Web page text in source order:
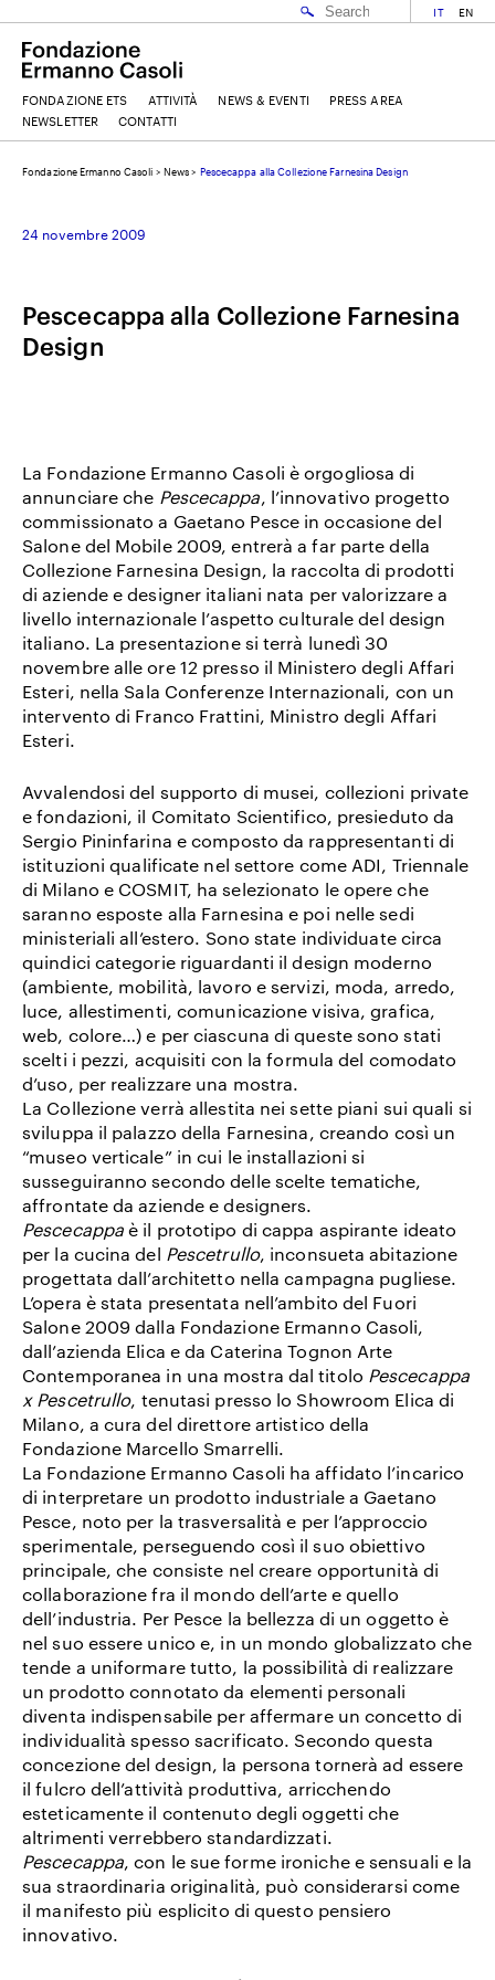
COGNOME
IT EN
FONDAZIONE ETS ATTIVITÀ NEWS & EVENTI
PRESS AREA
NEWSLETTER
CONTATTI
Fondazione Ermanno Casoli > News> Pescecappa alla Collezione Farnesina Design
24 novembre 2009
Pescecappa alla Collezione Farnesina
Design
La Fondazione Ermanno Casoli è orgogliosa di
annunciare che Pescecappa, l’innovativo progetto
commissionato a Gaetano Pesce in occasione del
Salone del Mobile 2009, entrerà a far parte della
Collezione Farnesina Design, la raccolta di prodotti
di aziende e designer italiani nata per valorizzare a
livello internazionale l’aspetto culturale del design
italiano. La presentazione si terrà lunedì 30
novembre alle ore 12 presso il Ministero degli Affari
Esteri, nella Sala Conferenze Internazionali, con un
intervento di Franco Frattini, Ministro degli Affari
Esteri.
Avvalendosi del supporto di musei, collezioni private
e fondazioni, il Comitato Scientifico, presieduto da
Sergio Pininfarina e composto da rappresentanti di
istituzioni qualificate nel settore come ADI, Triennale
di Milano e COSMIT, ha selezionato le opere che
saranno esposte alla Farnesina e poi nelle sedi
ministeriali all’estero. Sono state individuate circa
quindici categorie riguardanti il design moderno
(ambiente, mobilità, lavoro e servizi, moda, arredo,
luce, allestimenti, comunicazione visiva, grafica,
web, colore…) e per ciascuna di queste sono stati
scelti i pezzi, acquisiti con la formula del comodato
d’uso, per realizzare una mostra.
La Collezione verrà allestita nei sette piani sui quali si
sviluppa il palazzo della Farnesina, creando così un
“museo verticale” in cui le installazioni si
susseguiranno secondo delle scelte tematiche,
affrontate da aziende e designers.
Pescecappa è il prototipo di cappa aspirante ideato
per la cucina del Pescetrullo, inconsueta abitazione
progettata dall’architetto nella campagna pugliese.
L’opera è stata presentata nell’ambito del Fuori
Salone 2009 dalla Fondazione Ermanno Casoli,
dall’azienda Elica e da Caterina Tognon Arte
Contemporanea in una mostra dal titolo Pescecappa
x Pescetrullo, tenutasi presso lo Showroom Elica di
Milano, a cura del direttore artistico della
Fondazione Marcello Smarrelli.
La Fondazione Ermanno Casoli ha affidato l’incarico
di interpretare un prodotto industriale a Gaetano
Pesce, noto per la trasversalità e per l’approccio
sperimentale, perseguendo così il suo obiettivo
principale, che consiste nel creare opportunità di
collaborazione fra il mondo dell’arte e quello
dell’industria. Per Pesce la bellezza di un oggetto è
nel suo essere unico e, in un mondo globalizzato che
tende a uniformare tutto, la possibilità di realizzare
un prodotto connotato da elementi personali
diventa indispensabile per affermare un concetto di
individualità spesso sacrificato. Secondo questa
concezione del design, la persona tornerà ad essere
il fulcro dell’attività produttiva, arricchendo
esteticamente il contenuto degli oggetti che
altrimenti verrebbero standardizzati.
Pescecappa, con le sue forme ironiche e sensuali e la
sua straordinaria originalità, può considerarsi come
il manifesto più esplicito di questo pensiero
innovativo.